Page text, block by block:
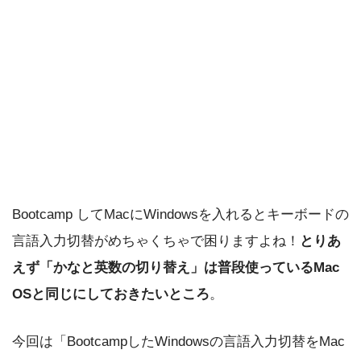
Bootcamp してMacにWindowsを入れるとキーボードの
言語入力切替がめちゃくちゃで困りますよね！ とりあ
えず「かなと英数の切り替え」は普段使っているMac
OSと同じにしておきたいところ。
今回は「BootcampしたWindowsの言語入力切替をMac